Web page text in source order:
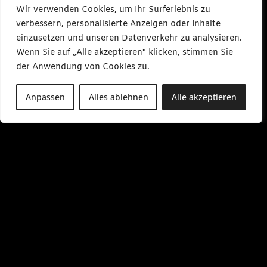
Wir verwenden Cookies, um Ihr Surferlebnis zu
verbessern, personalisierte Anzeigen oder Inhalte
einzusetzen und unseren Datenverkehr zu analysieren.
Wenn Sie auf „Alle akzeptieren" klicken, stimmen Sie
der Anwendung von Cookies zu.
Anpassen Alles ablehnen Alle akzeptieren
l
m
a
e
s
m
e
i
a
.
d
e